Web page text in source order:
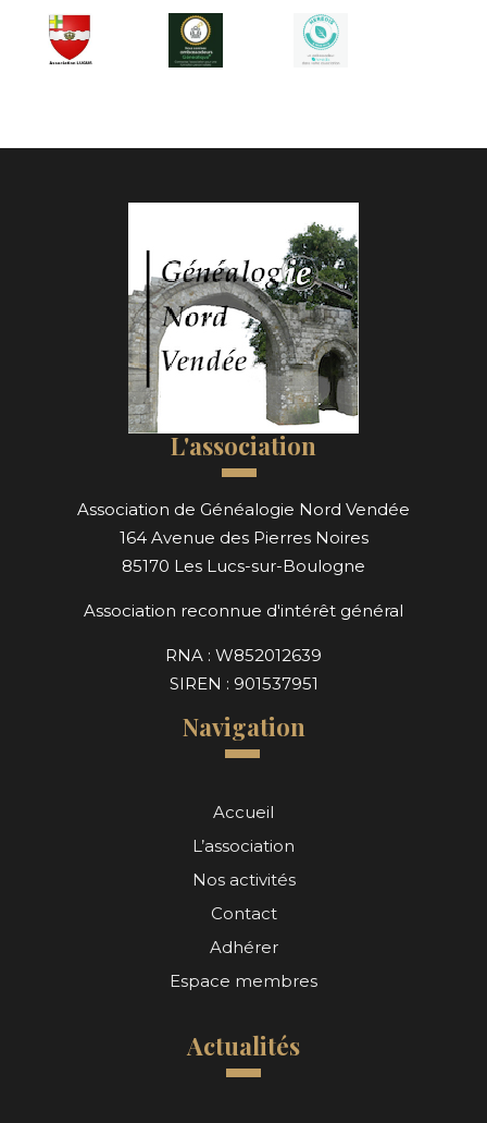
L'association
Association de Généalogie Nord Vendée
164 Avenue des Pierres Noires
85170 Les Lucs-sur-Boulogne
Association reconnue d'intérêt général
RNA : W852012639
SIREN : 901537951
Navigation
Accueil
L’association
Nos activités
Contact
Adhérer
Espace membres
Actualités